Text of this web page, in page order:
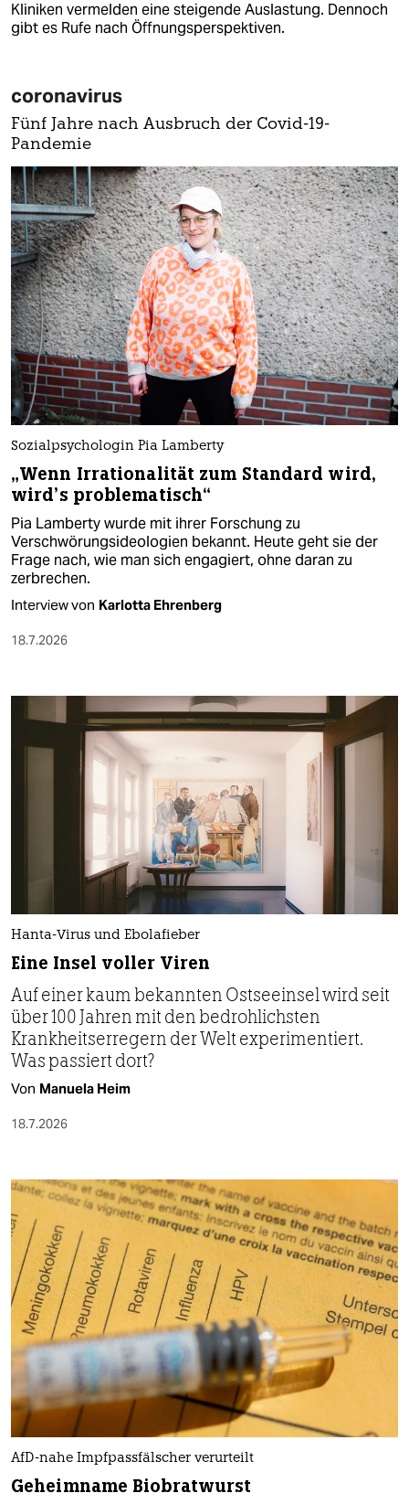
Kliniken vermelden eine steigende Auslastung. Dennoch
gibt es Rufe nach Öffnungsperspektiven.
coronavirus
Fünf Jahre nach Ausbruch der Covid-19-
Pandemie
Sozialpsychologin Pia Lamberty
„Wenn Irrationalität zum Standard wird,
wird’s problematisch“
Pia Lamberty wurde mit ihrer Forschung zu
Verschwörungsideologien bekannt. Heute geht sie der
Frage nach, wie man sich engagiert, ohne daran zu
zerbrechen.
Interview von Karlotta Ehrenberg
18.7.2026
Hanta-Virus und Ebolafieber
Eine Insel voller Viren
Auf einer kaum bekannten Ostseeinsel wird seit
über 100 Jahren mit den bedrohlichsten
Krankheitserregern der Welt experimentiert.
Was passiert dort?
Von Manuela Heim
18.7.2026
AfD-nahe Impfpassfälscher verurteilt
Geheimname Biobratwurst